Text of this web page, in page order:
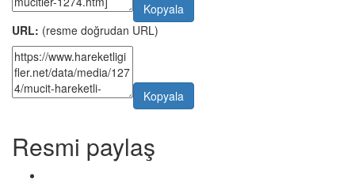
Kopyala
URL: (resme doğrudan URL)
Kopyala
Resmi paylaş